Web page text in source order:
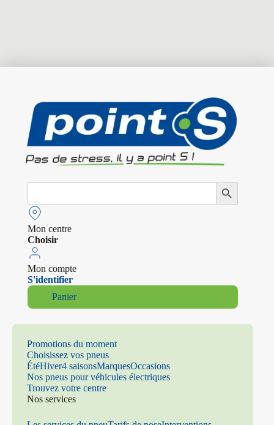
Search
Search Button
Mon centre
Choisir
Mon compte
S'identifier
Panier
Promotions du moment
Choisissez vos pneus
ÉtéHiver4 saisonsMarquesOccasions
Nos pneus pour véhicules électriques
Trouvez votre centre
Nos services